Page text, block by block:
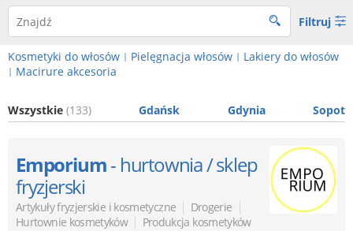
Filtruj
Kosmetyki do włosów | Pielęgnacja włosów | Lakiery do włosów
| Macirure akcesoria
Wszystkie (133) Gdańsk Gdynia Sopot
Emporium- hurtownia / sklep
fryzjerski
Artykuły fryzjerskie i kosmetyczne | Drogerie |
Hurtownie kosmetyków | Produkcja kosmetyków